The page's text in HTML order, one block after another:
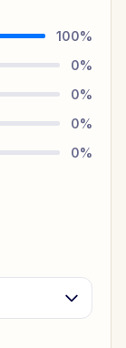
100%
0%
0%
0%
0%